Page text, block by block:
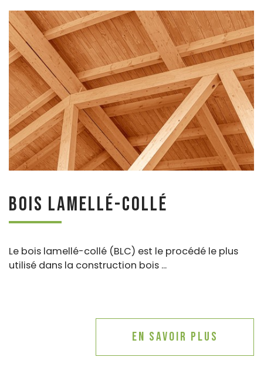
Bois lamellé-collé
Le bois lamellé-collé (BLC) est le procédé le plus
utilisé dans la construction bois ...
En savoir plus